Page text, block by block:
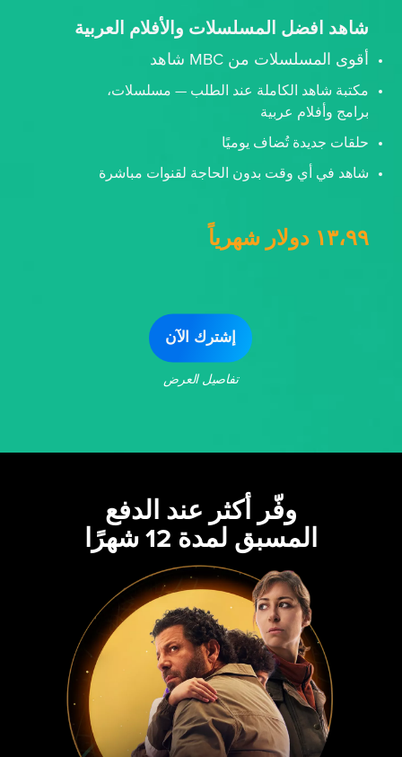
شاهد افضل المسلسلات والأفلام العربية
أقوى المسلسلات من MBC شاهد
مكتبة شاهد الكاملة عند الطلب — مسلسلات،
برامج وأفلام عربية
حلقات جديدة تُضاف يوميًا
شاهد في أي وقت بدون الحاجة لقنوات مباشرة
١٣،٩٩ دولار شهرياً
إشترك الآن
تفاصيل العرض
وفّر أكثر عند الدفع
المسبق لمدة 12 شهرًا